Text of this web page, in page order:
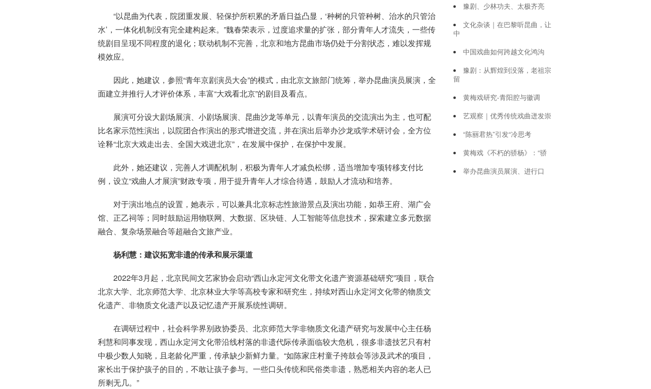
“以昆曲为代表，院团重发展、轻保护所积累的矛盾日益凸显，‘种树的只管种树、治水的只管治
水’，一体化机制没有完全建构起来。”魏春荣表示，过度追求量的扩张，部分青年人才流失，一些传
统剧目呈现不同程度的退化；联动机制不完善，北京和地方昆曲市场仍处于分割状态，难以发挥规
模效应。
因此，她建议，参照“青年京剧演员大会”的模式，由北京文旅部门统筹，举办昆曲演员展演，全
面建立并推行人才评价体系，丰富“大戏看北京”的剧目及看点。
展演可分设大剧场展演、小剧场展演、昆曲沙龙等单元，以青年演员的交流演出为主，也可配
比名家示范性演出，以院团合作演出的形式增进交流，并在演出后举办沙龙或学术研讨会，全方位
诠释“北京大戏走出去、全国大戏进北京”，在发展中保护，在保护中发展。
此外，她还建议，完善人才调配机制，积极为青年人才减负松绑，适当增加专项转移支付比
例，设立“戏曲人才展演”财政专项，用于提升青年人才综合待遇，鼓励人才流动和培养。
对于演出地点的设置，她表示，可以兼具北京标志性旅游景点及演出功能，如恭王府、湖广会
馆、正乙祠等；同时鼓励运用物联网、大数据、区块链、人工智能等信息技术，探索建立多元数据
融合、复杂场景融合等超融合文旅产业。
杨利慧：建议拓宽非遗的传承和展示渠道
2022年3月起，北京民间文艺家协会启动“西山永定河文化带文化遗产资源基础研究”项目，联合
北京大学、北京师范大学、北京林业大学等高校专家和研究生，持续对西山永定河文化带的物质文
化遗产、非物质文化遗产以及记忆遗产开展系统性调研。
在调研过程中，社会科学界别政协委员、北京师范大学非物质文化遗产研究与发展中心主任杨
利慧和同事发现，西山永定河文化带沿线村落的非遗代际传承面临较大危机，很多非遗技艺只有村
中极少数人知晓，且老龄化严重，传承缺少新鲜力量。“如陈家庄村童子挎鼓会等涉及武术的项目，
家长出于保护孩子的目的，不敢让孩子参与。一些口头传统和民俗类非遗，熟悉相关内容的老人已
所剩无几。”
豫剧、少林功夫、太极齐亮
文化杂谈｜在巴黎听昆曲，让
中
中国戏曲如何跨越文化鸿沟
豫剧：从辉煌到没落，老祖宗
留
黄梅戏研究-青阳腔与徽调
艺观察｜优秀传统戏曲迸发崇
“陈丽君热”引发“冷思考
黄梅戏《不朽的骄杨》：“骄
举办昆曲演员展演、进行口